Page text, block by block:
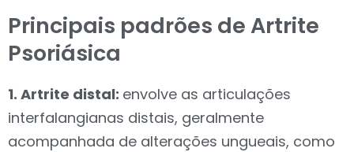
Principais padrões de Artrite
Psoriásica
1. Artrite distal: envolve as articulações
interfalangianas distais, geralmente
acompanhada de alterações ungueais, como